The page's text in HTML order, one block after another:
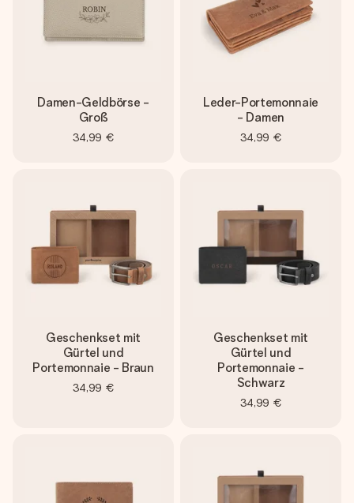
Damen-Geldbörse -
Groß
34,99 €
Leder-Portemonnaie
- Damen
34,99 €
Geschenkset mit
Gürtel und
Portemonnaie - Braun
34,99 €
Geschenkset mit
Gürtel und
Portemonnaie -
Schwarz
34,99 €